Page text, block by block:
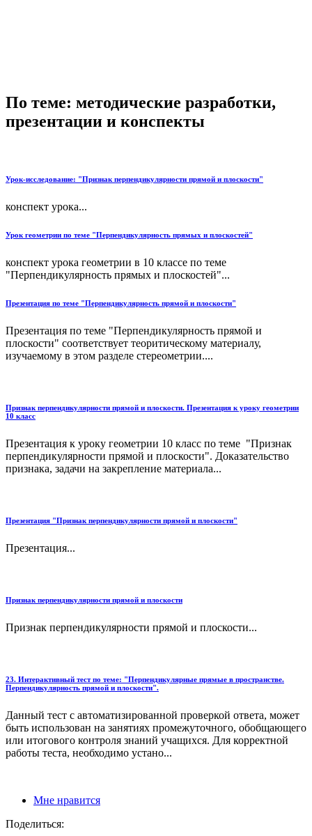
По теме: методические разработки,
презентации и конспекты
Урок-исследование: "Признак перпендикулярности прямой и плоскости"
конспект урока...
Урок геометрии по теме "Перпендикулярность прямых и плоскостей"
конспект урока геометрии в 10 классе по теме
"Перпендикулярность прямых и плоскостей"...
Презентация по теме "Перпендикулярность прямой и плоскости"
Презентация по теме "Перпендикулярность прямой и
плоскости" соответствует теоритическому материалу,
изучаемому в этом разделе стереометрии....
Признак перпендикулярности прямой и плоскости. Презентация к уроку геометрии
10 класс
Презентация к уроку геометрии 10 класс по теме "Признак
перпендикулярности прямой и плоскости". Доказательство
признака, задачи на закрепление материала...
Презентация "Признак перпендикулярности прямой и плоскости"
Презентация...
Признак перпендикулярности прямой и плоскости
Признак перпендикулярности прямой и плоскости...
23. Интерактивный тест по теме: "Перпендикулярные прямые в пространстве.
Перпендикулярность прямой и плоскости".
Данный тест с автоматизированной проверкой ответа, может
быть использован на занятиях промежуточного, обобщающего
или итогового контроля знаний учащихся. Для корректной
работы теста, необходимо устано...
Мне нравится
Поделиться: